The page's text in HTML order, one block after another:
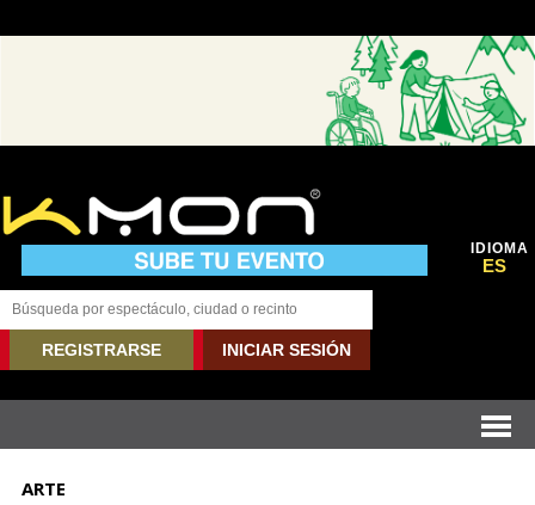
IDIOMA
ES
REGISTRARSE INICIAR SESIÓN
ARTE